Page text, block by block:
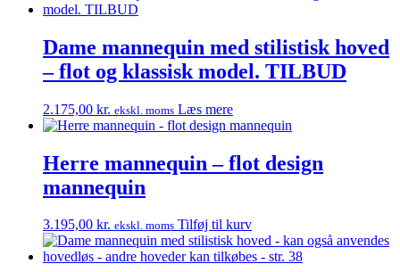
Dame mannequin med stilistisk hoved
– flot og klassisk model. TILBUD
2.175,00 kr. ekskl. moms Læs mere
Herre mannequin – flot design
mannequin
3.195,00 kr. ekskl. moms Tilføj til kurv